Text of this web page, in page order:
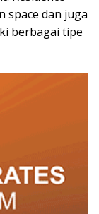
space dan juga
berbagai tipe